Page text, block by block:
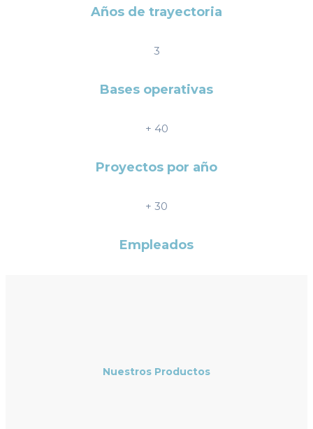
Años de trayectoria
3
Bases operativas
+ 40
Proyectos por año
+ 30
Empleados
Nuestros Productos